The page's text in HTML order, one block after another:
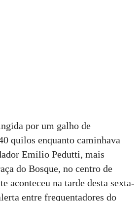
por um galho de
quilos enquanto caminhava
Emílio Pedutti, mais
do Bosque, no centro de
aconteceu na tarde desta sexta-
entre frequentadores do